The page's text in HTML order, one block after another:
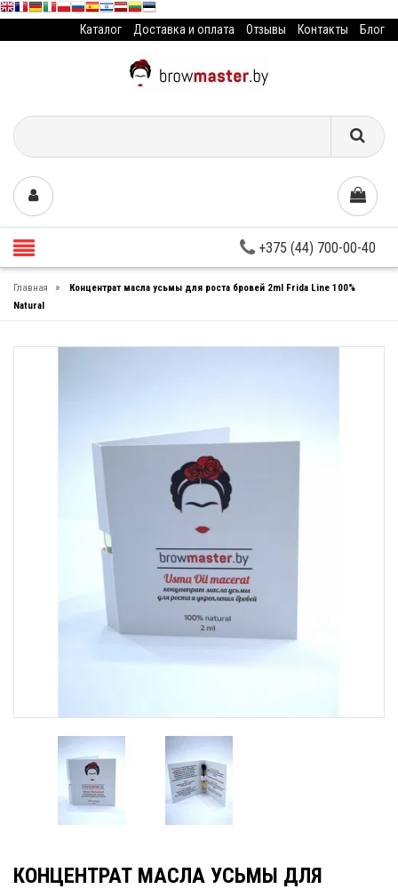
Каталог Доставка и оплата Отзывы Контакты Блог
+375 (44) 700-00-40
Главная »
Концентрат масла усьмы для роста бровей 2ml Frida Line 100%
Natural
КОНЦЕНТРАТ МАСЛА УСЬМЫ ДЛЯ